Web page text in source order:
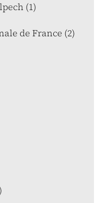
(1)
de France (2)